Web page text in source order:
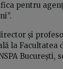
pentru
și
la Facultatea
București,